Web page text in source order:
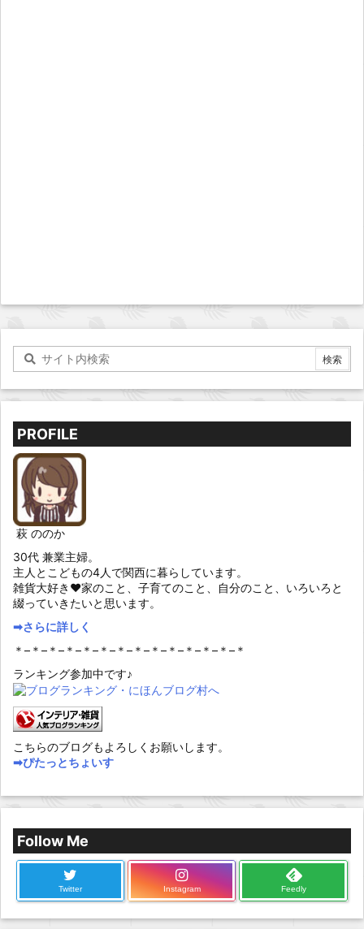
PROFILE
萩 ののか
30代 兼業主婦。
主人とこどもの4人で関西に暮らしています。
雑貨大好き♥家のこと、子育てのこと、自分のこと、いろいろと
綴っていきたいと思います。
➡︎さらに詳しく
＊–＊–＊–＊–＊–＊–＊–＊–＊–＊–＊–＊–＊–＊
ランキング参加中です♪
こちらのブログもよろしくお願いします。
➡︎ぴたっとちょいす
Follow Me
Twitter Instagram Feedly